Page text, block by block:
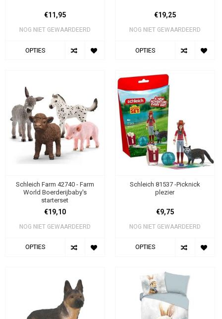
€11,95
NOG NIET GEWAARDEERD
OPTIES
€19,25
NOG NIET GEWAARDEERD
OPTIES
Schleich Farm 42740 - Farm
World Boerderijbaby's
starterset
€19,10
NOG NIET GEWAARDEERD
OPTIES
Schleich 81537 -Picknick
plezier
€9,75
NOG NIET GEWAARDEERD
OPTIES